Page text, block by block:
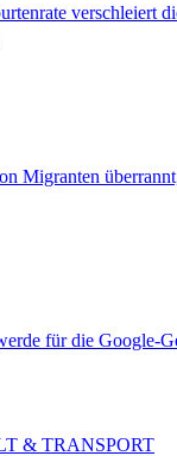
verschleiert
Migranten
für die Google-
& TRANSPORT